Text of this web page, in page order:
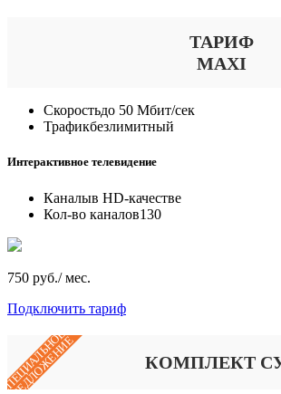
ТАРИФ
MAXI
Скоростьдо 50 Мбит/сек
Трафикбезлимитный
Интерактивное телевидение
Каналыв HD-качестве
Кол-во каналов130
750 руб./ мес.
Подключить тариф
ПРЕДЛОЖЕНИЕ КОМПЛЕКТ